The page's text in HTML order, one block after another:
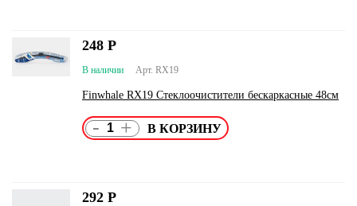
Арт. RX19
В наличии
Finwhale RX19 Стеклоочистители бескаркасные 48см
248 Р
- +
292 Р